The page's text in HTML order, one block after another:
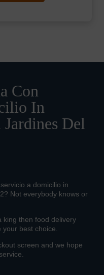
Con
In
Del
a domicilio in
Not everybody knows or
king then food delivery
your best choice.
screen and we hope